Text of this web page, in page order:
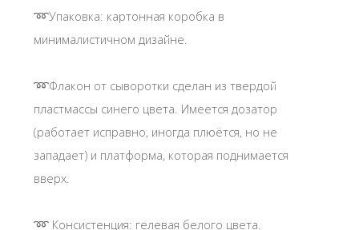
➿Упаковка: картонная коробка в
минималистичном дизайне.
➿Флакон от сыворотки сделан из твердой
пластмассы синего цвета. Имеется дозатор
(работает исправно, иногда плюётся, но не
западает) и платформа, которая поднимается
вверх.
➿ Консистенция: гелевая белого цвета.